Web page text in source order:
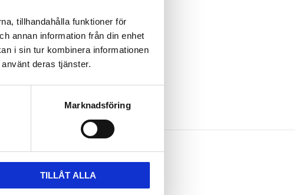
tillhandahålla funktioner för
annan information från din enhet
i sin tur kombinera informationen
deras tjänster.
Marknadsföring
TILLÅT ALLA